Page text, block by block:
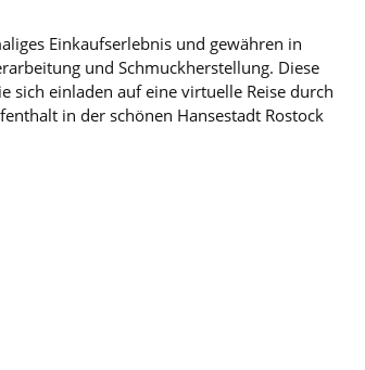
Einkaufserlebnis und gewähren in
und Schmuckherstellung. Diese
sich einladen auf eine virtuelle Reise durch
in der schönen Hansestadt Rostock